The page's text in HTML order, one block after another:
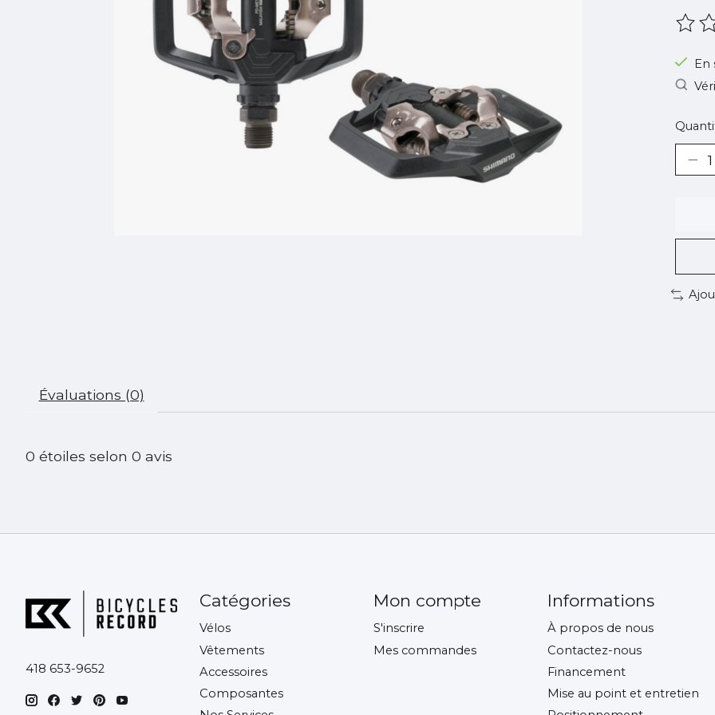
Ce
En
Évaluations (0)
0 étoiles selon 0 avis
418 653-9652
Catégories
Vélos
Vêtements
Accessoires
Composantes
Mon compte
S'inscrire
Mes commandes
Informations
À propos de nous
Contactez-nous
Financement
Mise au point et entretien